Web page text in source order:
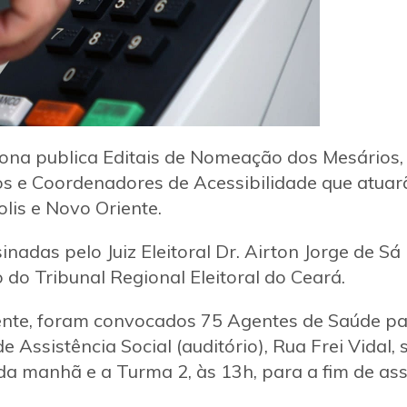
publica Editais de Nomeação dos
e Coordenadores de Acessibilidade que
e Novo Oriente.
pelo Juiz Eleitoral Dr. Airton Jorge de
Tribunal Regional Eleitoral do Ceará.
foram convocados 75 Agentes de Saúde
Assistência Social (auditório), Rua Frei Vidal,
manhã e a Turma 2, às 13h, para a fim de